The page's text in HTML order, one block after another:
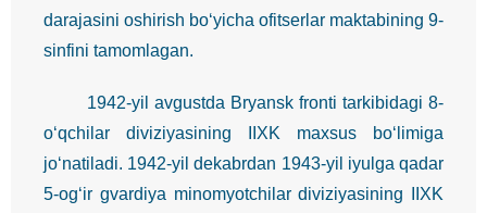
darajasini oshirish bo‘yicha ofitserlar maktabining 9-
sinfini tamomlagan.
1942-yil avgustda Bryansk fronti tarkibidagi 8-
o‘qchilar diviziyasining IIXK maxsus bo‘limiga
jo‘natiladi. 1942-yil dekabrdan 1943-yil iyulga qadar
5-og‘ir gvardiya minomyotchilar diviziyasining IIXK